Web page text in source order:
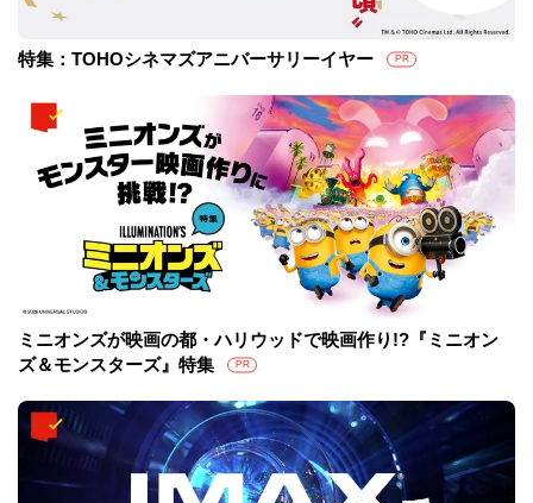
特集：TOHOシネマズアニバーサリーイヤー PR
ミニオンズが映画の都・ハリウッドで映画作り!?『ミニオン
ズ＆モンスターズ』特集
PR